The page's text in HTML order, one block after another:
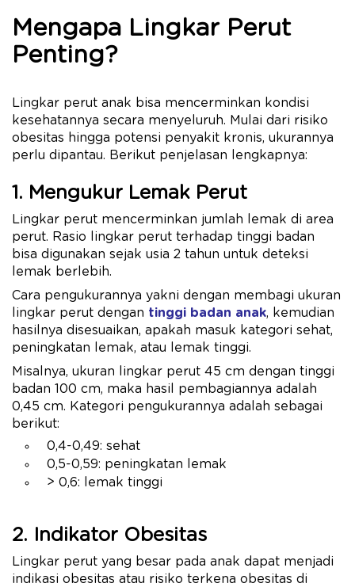
Mengapa Lingkar Perut
Penting?
Lingkar perut anak bisa mencerminkan kondisi
kesehatannya secara menyeluruh. Mulai dari risiko
obesitas hingga potensi penyakit kronis, ukurannya
perlu dipantau. Berikut penjelasan lengkapnya:
1. Mengukur Lemak Perut
Lingkar perut mencerminkan jumlah lemak di area
perut. Rasio lingkar perut terhadap tinggi badan
bisa digunakan sejak usia 2 tahun untuk deteksi
lemak berlebih.
Cara pengukurannya yakni dengan membagi ukuran
lingkar perut dengan tinggi badan anak, kemudian
hasilnya disesuaikan, apakah masuk kategori sehat,
peningkatan lemak, atau lemak tinggi.
Misalnya, ukuran lingkar perut 45 cm dengan tinggi
badan 100 cm, maka hasil pembagiannya adalah
0,45 cm. Kategori pengukurannya adalah sebagai
berikut:
0,4-0,49: sehat
0,5-0,59: peningkatan lemak
> 0,6: lemak tinggi
2. Indikator Obesitas
Lingkar perut yang besar pada anak dapat menjadi
indikasi obesitas atau risiko terkena obesitas di